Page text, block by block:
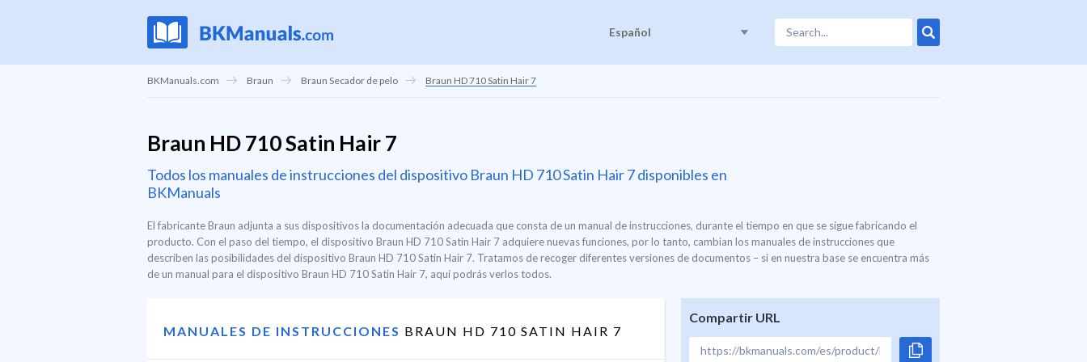
Español
BKManuals.com Braun Braun Secador de pelo Braun HD 710 Satin Hair 7
Braun HD 710 Satin Hair 7
Todos los manuales de instrucciones del dispositivo Braun HD 710 Satin Hair 7 disponibles en
BKManuals
El fabricante Braun adjunta a sus dispositivos la documentación adecuada que consta de un manual de instrucciones, durante el tiempo en que se sigue fabricando el
producto. Con el paso del tiempo, el dispositivo Braun HD 710 Satin Hair 7 adquiere nuevas funciones, por lo tanto, cambian los manuales de instrucciones que
describen las posibilidades del dispositivo Braun HD 710 Satin Hair 7. Tratamos de recoger diferentes versiones de documentos – si en nuestra base se encuentra más
de un manual para el dispositivo Braun HD 710 Satin Hair 7, aquí podrás verlos todos.
MANUALES DE INSTRUCCIONES BRAUN HD 710 SATIN HAIR 7
Compartir URL